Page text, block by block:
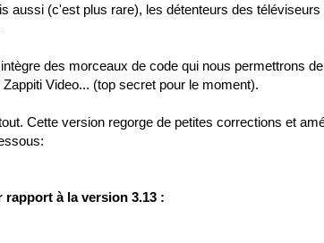
aussi (c'est plus rare), les détenteurs des
des morceaux de code qui nous permettrons
Video... (top secret pour le moment).
Cette version regorge de petites corrections et
rapport à la version 3.13 :